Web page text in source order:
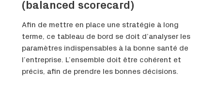
(balanced scorecard)
Afin de mettre en place une stratégie à long
terme, ce tableau de bord se doit d’analyser les
paramètres indispensables à la bonne santé de
l’entreprise. L’ensemble doit être cohérent et
précis, afin de prendre les bonnes décisions.